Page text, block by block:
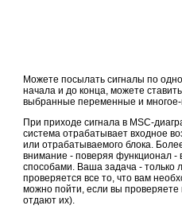
Можете посылать сигналы по
начала и до конца, можете
выбранные переменные и многое-
При приходе сигнала в MSC-
система отрабатывает входное
или отрабатываемого блока.
внимание - поверяя функционал -
способами. Ваша задача - только
проверяется все то, что вам
можно пойти, если вы
отдают их).